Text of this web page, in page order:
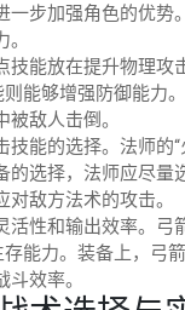
一步加强角色的优
能放在提升物理攻
则能够增强防御能力
敌人击倒。
能的选择。法师的
的选择，法师应尽
敌方法术的攻击。
性和输出效率。弓
存能力。装备上，弓
效率。